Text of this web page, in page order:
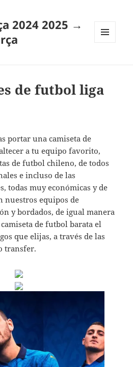
2024 2025 →
de futbol liga
portar una camiseta de
a tu equipo favorito,
de futbol chileno, de todos
e incluso de las
todas muy económicas y de
nuestros equipos de
y bordados, de igual manera
de futbol barata el
que elijas, a través de las
transfer.